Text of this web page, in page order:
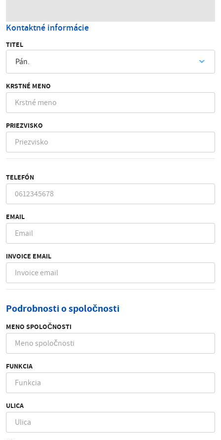
Kontaktné informácie
TITEL
Pán.
KRSTNÉ MENO
PRIEZVISKO
TELEFÓN
EMAIL
INVOICE EMAIL
Podrobnosti o spoločnosti
MENO SPOLOČNOSTI
FUNKCIA
ULICA